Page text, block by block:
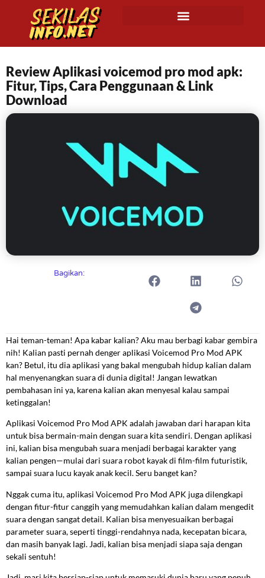
Review Aplikasi voicemod pro mod apk:
Fitur, Tips, Cara Penggunaan & Link
Download
Bagikan:
Hai teman-teman! Apa kabar kalian? Aku mau berbagi kabar gembira
nih! Kalian pasti pernah denger aplikasi Voicemod Pro Mod APK
kan? Betul, itu dia aplikasi yang bakal mengubah hidup kalian dalam
hal menyenangkan suara di dunia digital! Jangan lewatkan
pembahasan ini ya, karena kalian akan menyesal kalau sampai
ketinggalan!
Aplikasi Voicemod Pro Mod APK adalah jawaban dari harapan kita
untuk bisa bermain-main dengan suara kita sendiri. Dengan aplikasi
ini, kalian bisa mengubah suara menjadi berbagai karakter yang
kalian pengen—mulai dari suara robot kayak di film-film futuristik,
sampai suara lucu kayak anak kecil. Seru banget kan?
Nggak cuma itu, aplikasi Voicemod Pro Mod APK juga dilengkapi
dengan fitur-fitur canggih yang memudahkan kalian dalam mengedit
suara dengan sangat detail. Kalian bisa menyesuaikan berbagai
parameter suara, seperti tinggi-rendahnya nada, kecepatan bicara,
dan masih banyak lagi. Jadi, kalian bisa menjadi siapa saja dengan
sekali sentuh!